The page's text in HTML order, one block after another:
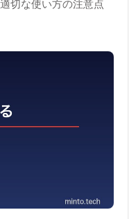
切な使い方の注意点